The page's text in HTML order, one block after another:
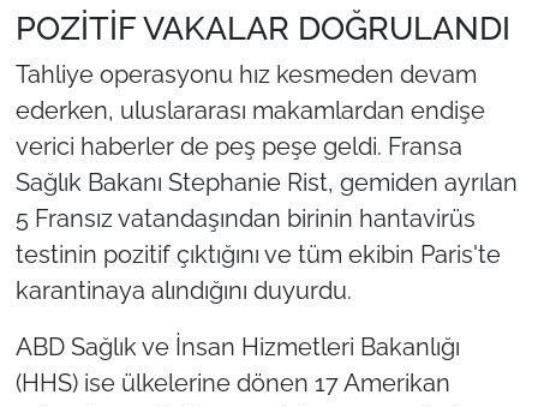
POZİTİF VAKALAR DOĞRULANDI
Tahliye operasyonu hız kesmeden devam
ederken, uluslararası makamlardan endişe
verici haberler de peş peşe geldi. Fransa
Sağlık Bakanı Stephanie Rist, gemiden ayrılan
5 Fransız vatandaşından birinin hantavirüs
testinin pozitif çıktığını ve tüm ekibin Paris'te
karantinaya alındığını duyurdu.
ABD Sağlık ve İnsan Hizmetleri Bakanlığı
(HHS) ise ülkelerine dönen 17 Amerikan